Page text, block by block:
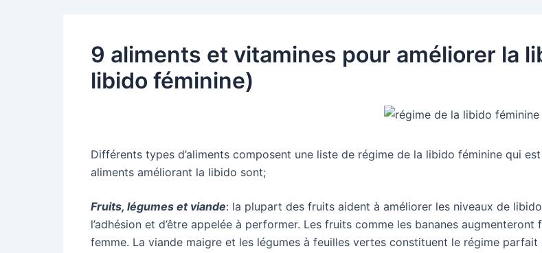
9 aliments et vitamines pour améliorer la
libido féminine)
Différents types d’aliments composent une liste de régime de la libido féminine qui
aliments améliorant la libido sont;
Fruits, légumes et viande: la plupart des fruits aident à améliorer les niveaux de
l’adhésion et d’être appelée à performer. Les fruits comme les bananes
femme. La viande maigre et les légumes à feuilles vertes constituent le régime